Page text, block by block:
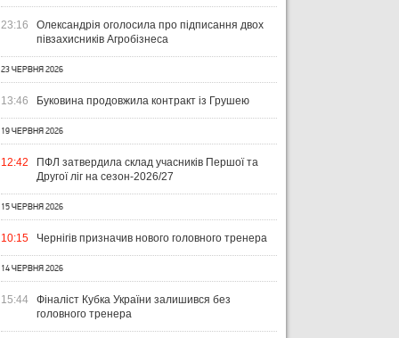
23:16
Олександрія оголосила про підписання двох
півзахисників Агробізнеса
23 ЧЕРВНЯ 2026
13:46 Буковина продовжила контракт із Грушею
19 ЧЕРВНЯ 2026
12:42
ПФЛ затвердила склад учасників Першої та
Другої ліг на сезон-2026/27
15 ЧЕРВНЯ 2026
10:15 Чернігів призначив нового головного тренера
14 ЧЕРВНЯ 2026
15:44
Фіналіст Кубка України залишився без
головного тренера